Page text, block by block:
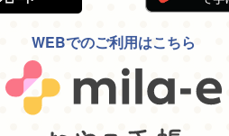
WEBでのご利用はこちら